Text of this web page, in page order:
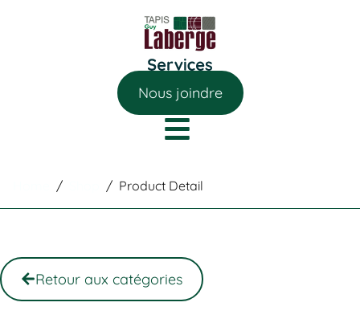
Nous joindre
/ / Product Detail
Retour aux catégories